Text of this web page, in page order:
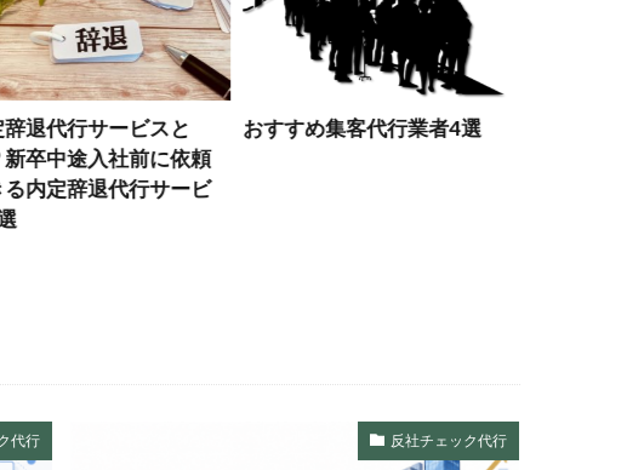
すめ集客代行業者4選
相続放棄代行手続きの費用
代行 反社チェック代行